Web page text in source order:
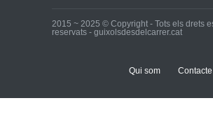
2015 ~ 2025 © Copyright - Tots els drets
reservats - guixolsdesdelcarrer.cat
Qui som Contacte